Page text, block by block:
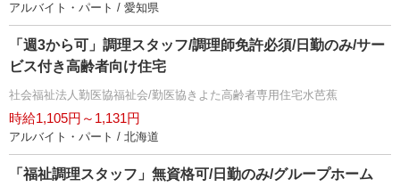
アルバイト・パート / 愛知県
「週3から可」調理スタッフ/調理師免許必須/日勤のみ/サー
ビス付き高齢者向け住宅
社会福祉法人勤医協福祉会/勤医協きよた高齢者専用住宅水芭蕉
時給1,105円～1,131円
アルバイト・パート / 北海道
「福祉調理スタッフ」無資格可/日勤のみ/グループホーム